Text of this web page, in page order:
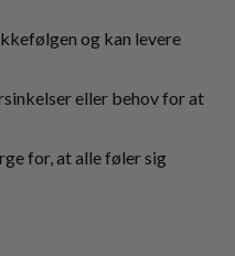
og kan levere
eller behov for at
for, at alle føler sig